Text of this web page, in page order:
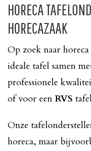
HORECA
HORECAZAAK
Op zoek naar
ideale tafel samen
professionele
of voor een RVS
Onze
horeca, maar